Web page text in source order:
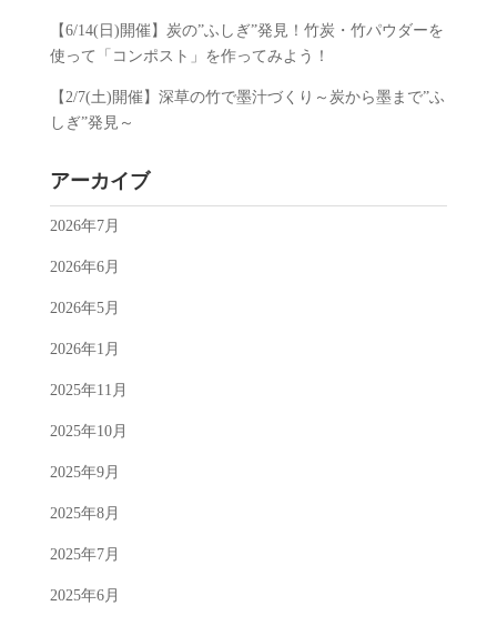
【6/14(日)開催】炭の”ふしぎ”発見！竹炭・竹パウダーを
使って「コンポスト」を作ってみよう！
【2/7(土)開催】深草の竹で墨汁づくり～炭から墨まで”ふ
しぎ”発見～
アーカイブ
2026年7月
2026年6月
2026年5月
2026年1月
2025年11月
2025年10月
2025年9月
2025年8月
2025年7月
2025年6月